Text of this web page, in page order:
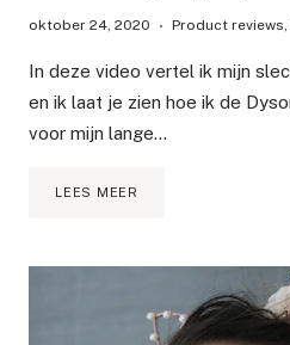
oktober 24, 2020 Product reviews
In deze video vertel ik mijn
en ik laat je zien hoe ik de
voor mijn lange…
LEES MEER
EN
MIJN